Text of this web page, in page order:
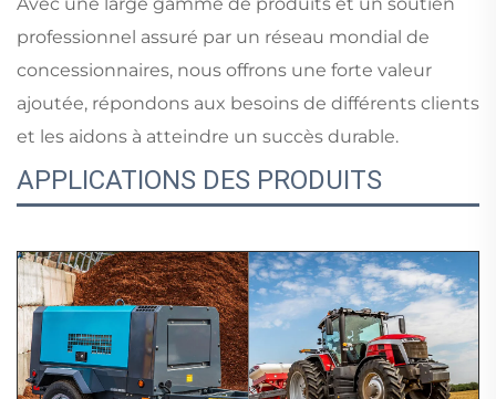
Avec une large gamme de produits et un soutien
professionnel assuré par un réseau mondial de
concessionnaires, nous offrons une forte valeur
ajoutée, répondons aux besoins de différents clients
et les aidons à atteindre un succès durable.
APPLICATIONS DES PRODUITS